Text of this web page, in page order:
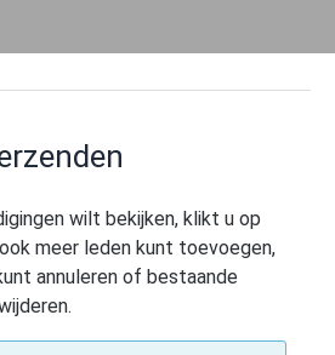
wilt bekijken, klikt u op
meer leden kunt toevoegen,
annuleren of bestaande